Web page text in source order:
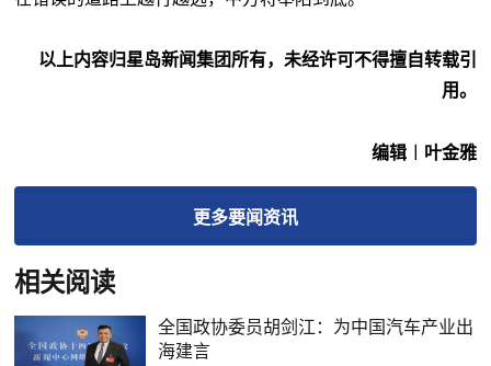
以上内容归星岛新闻集团所有，未经许可不得擅自转载引
用。
编辑︱叶金雅
更多要闻资讯
相关阅读
全国政协委员胡剑江：为中国汽车产业出
海建言